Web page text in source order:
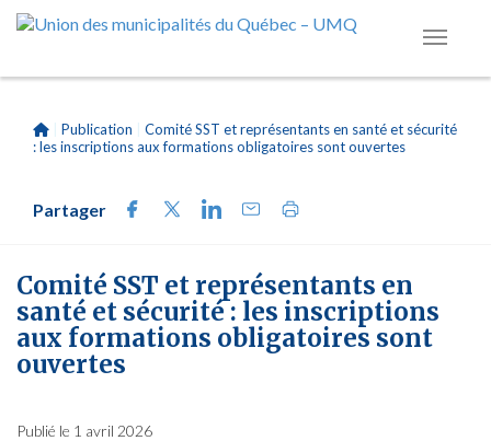
Publication
Comité SST et représentants en santé et sécurité
: les inscriptions aux formations obligatoires sont ouvertes
Partager
Comité SST et représentants en
santé et sécurité : les inscriptions
aux formations obligatoires sont
ouvertes
Publié le 1 avril 2026